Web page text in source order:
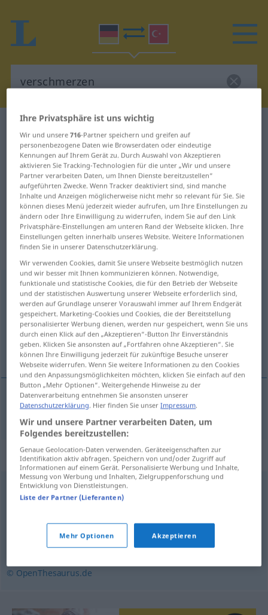
Deutsch-Türkisch Wörterbuch
Deutsch-Türkisch Übersetzung für
"verschmerzen"
"verschmerzen" Türkisch
Übersetzung
„verschmerzen“: transitives Verb
verschmerzen v/t <ohne-ge-;h.>
Übersicht aller Übersetzungen
(Für mehr Details die Übersetzung anklicken/antippen)
acısına katlanmak
acısınakatlanmak( ) verschmerzen
Synonyme für "verschmerzen"
überwinden,verkraften,wegstecken (ugs.)
einstecken,stillhalten,dulden,tolerieren,erdulden
,hinnehmen,schlucken
© OpenThesaurus.de
Ihre Privatsphäre ist uns wichtig
Wir und unsere716-Partner speichern und greifen auf
personenbezogene Daten wie Browserdaten oder eindeutige
Kennungen auf Ihrem Gerät zu. Durch Auswahl von Akzeptieren
aktivieren Sie Tracking-Technologien für die unter „Wir und unsere
Partner verarbeiten Daten, um Ihnen Dienste bereitzustellen“
aufgeführten Zwecke. Wenn Tracker deaktiviert sind, sind manche
Inhalte und Anzeigen möglicherweise nicht mehr so relevant für Sie. Sie
können dieses Menü jederzeit wieder aufrufen, um Ihre Einstellungen zu
ändern oder Ihre Einwilligung zu widerrufen, indem Sie auf den Link
Privatsphäre-Einstellungen am unteren Rand der Webseite klicken. Ihre
Einstellungen gelten innerhalb unseres Website. Weitere Informationen
finden Sie in unserer Datenschutzerklärung.
Wir verwenden Cookies, damit Sie unsere Webseite bestmöglich nutzen
und wir besser mit Ihnen kommunizieren können. Notwendige,
funktionale und statistische Cookies, die für den Betrieb der Webseite
und der statistischen Auswertung unserer Webseite erforderlich sind,
werden auf Grundlage unserer Vorauswahl immer auf Ihrem Endgerät
gespeichert. Marketing-Cookies und Cookies, die der Bereitstellung
personalisierter Werbung dienen, werden nur gespeichert, wenn Sie uns
durch einen Klick auf den „Akzeptieren“-Button Ihr Einverständnis
geben. Klicken Sie ansonsten auf „Fortfahren ohne Akzeptieren“. Sie
können Ihre Einwilligung jederzeit für zukünftige Besuche unserer
Webseite widerrufen. Wenn Sie weitere Informationen zu den Cookies
und den Anpassungsmöglichkeiten möchten, klicken Sie einfach auf den
Button „Mehr Optionen“. Weitergehende Hinweise zu der
Datenverarbeitung entnehmen Sie ansonsten unserer
Datenschutzerklärung. Hier finden Sie unserImpressum.
Wir und unsere Partner verarbeiten Daten, um
Folgendes bereitzustellen:
Genaue Geolocation-Daten verwenden. Geräteeigenschaften zur
Identifikation aktiv abfragen. Speichern von und/oder Zugriff auf
Informationen auf einem Gerät. Personalisierte Werbung und Inhalte,
Messung von Werbung und Inhalten, Zielgruppenforschung und
Entwicklung von Dienstleistungen.
Liste der Partner (Lieferanten)
Mehr Optionen Akzeptieren